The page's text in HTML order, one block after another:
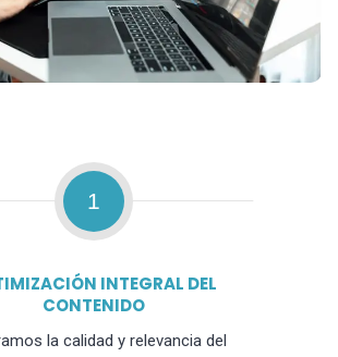
1
INTEGRAL DEL
CONTENIDO
la calidad y relevancia del